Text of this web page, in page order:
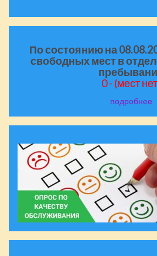
По состоянию на
свободных мест в
0 - (мест
подробнее